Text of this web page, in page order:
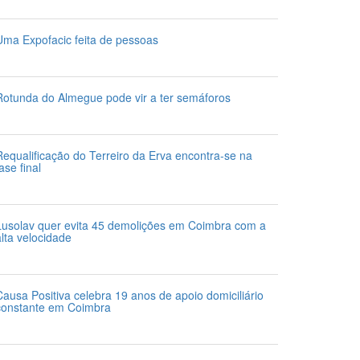
Expofacic feita de pessoas
do Almegue pode vir a ter semáforos
do Terreiro da Erva encontra-se na
final
quer evita 45 demolições em Coimbra com a
velocidade
Positiva celebra 19 anos de apoio domiciliário
em Coimbra